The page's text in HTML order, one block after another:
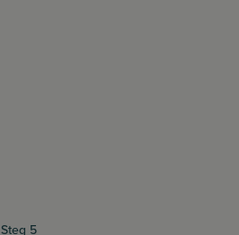
Steg 5